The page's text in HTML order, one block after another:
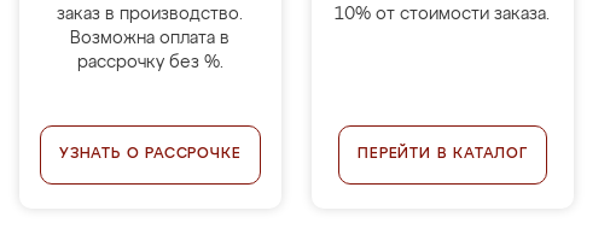
заказ в производство.
Возможна оплата в
рассрочку без %.
УЗНАТЬ О РАССРОЧКЕ
10% от стоимости заказа.
ПЕРЕЙТИ В КАТАЛОГ